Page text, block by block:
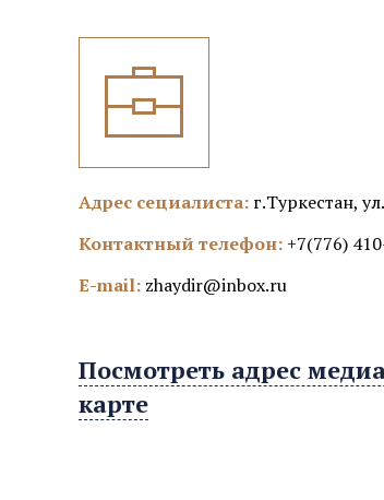
Адрес сециалиста: г.Туркестан,
Контактный телефон: +7(776)
E-mail: zhaydir@inbox.ru
Посмотреть адрес
карте